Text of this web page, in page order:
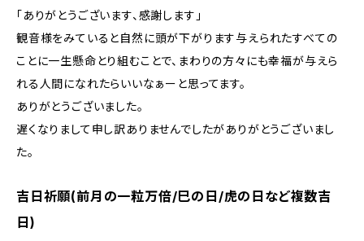
「ありがとうございます、感謝します」
観音様をみていると自然に頭が下がります与えられたすべての
ことに一生懸命とり組むことで、まわりの方々にも幸福が与えら
れる人間になれたらいいなぁーと思ってます。
ありがとうございました。
遅くなりまして申し訳ありませんでしたがありがとうございまし
た。
吉日祈願(前月の一粒万倍/巳の日/虎の日など複数吉
日)